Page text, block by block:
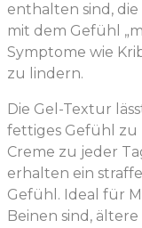
enthalten sind,
mit dem Gefühl
Symptome wie
zu lindern.
Die Gel-Textur
fettiges Gefühl zu
Creme zu jeder
erhalten ein
Gefühl. Ideal für
Beinen sind,